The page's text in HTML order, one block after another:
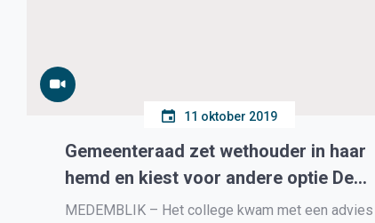
11 oktober 2019
Gemeenteraad zet wethouder in haar
hemd en kiest voor andere optie De
Muiter
MEDEMBLIK – Het college kwam met een advies